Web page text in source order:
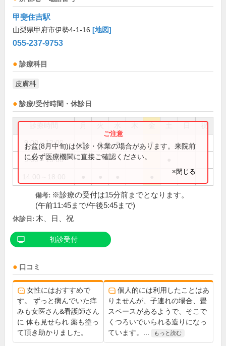
甲斐住吉駅
山梨県甲府市伊勢4-1-16 [地図]
055-237-9753
診療科目
皮膚科
診療/受付時間・休診日
祝
9:00～12:00 ● ● ● ●
9:00～13:00
お盆(8月中旬)は休診・休業の場合があります。来院前
に必ず医療機関に直接ご確認ください。
×閉じる
備考: ※診療の受付は15分前までとなります。
(午前11:45まで/午後5:45まで)
休診日: 木、日、祝
初診受付
口コミ
女性にはおすすめで
す。 ずっと病んでいた痒
みも女医さん&看護師さん
に 体も見せられ 薬も塗っ
て頂き助かりました。
個人的には利用したことはあ
りませんが、子連れの場合、畳
スペースがあるようで、そこで
くつろいでいられる造りになっ
ています。...
もっと読む